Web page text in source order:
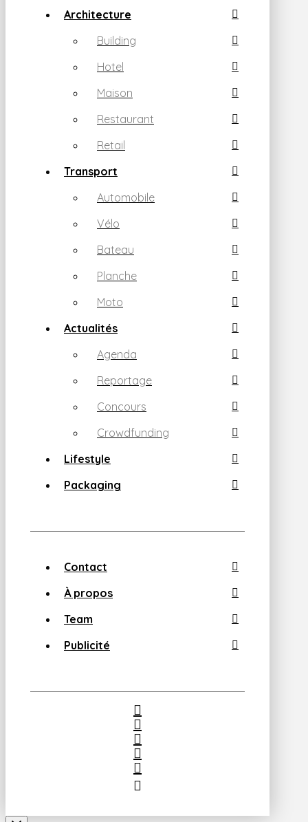
Architecture
Building
Hotel
Maison
Restaurant
Retail
Transport
Automobile
Vélo
Bateau
Planche
Moto
Actualités
Agenda
Reportage
Concours
Crowdfunding
Lifestyle
Packaging
Contact
À propos
Team
Publicité